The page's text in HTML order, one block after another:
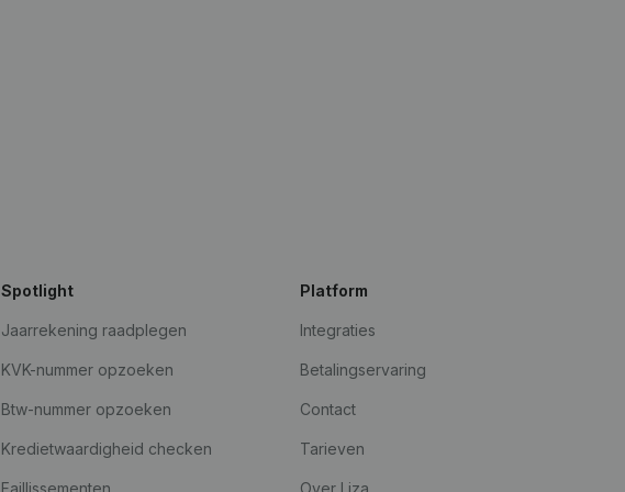
Spotlight
Jaarrekening raadplegen
KVK-nummer opzoeken
Btw-nummer opzoeken
Kredietwaardigheid checken
Faillissementen
Platform
Integraties
Betalingservaring
Contact
Tarieven
Over Liza